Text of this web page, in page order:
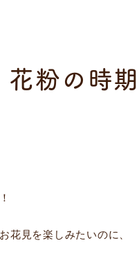
花粉の時
花見を楽しみたいのに、